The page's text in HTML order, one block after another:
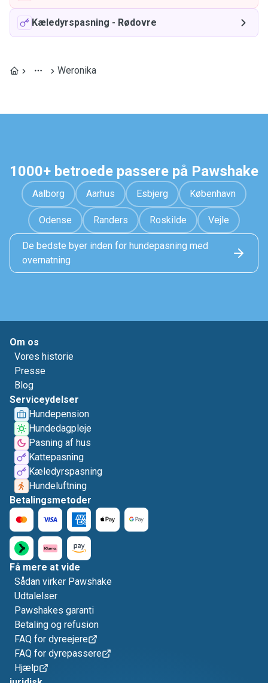
Kæledyrspasning - Rødovre
Weronika
1000+ betroede passere på Pawshake
Aalborg Aarhus Esbjerg København
Odense Randers Roskilde Vejle
De bedste byer inden for hundepasning med
overnatning
Om os
Vores historie
Presse
Blog
Serviceydelser
Hundepension
Hundedagpleje
Pasning af hus
Kattepasning
Kæledyrspasning
Hundeluftning
Betalingsmetoder
Få mere at vide
Sådan virker Pawshake
Udtalelser
Pawshakes garanti
Betaling og refusion
FAQ for dyreejere
FAQ for dyrepassere
Hjælp